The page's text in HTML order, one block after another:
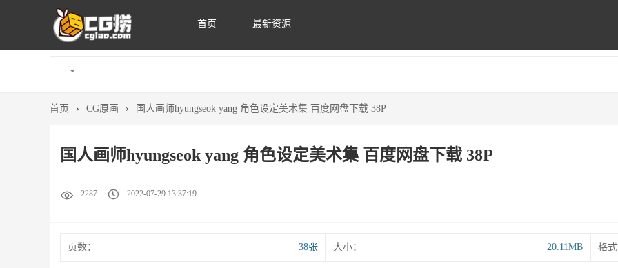
首页 最新资源
首页 › CG原画 › 国人画师hyungseok yang 角色设定美术集 百度网盘下载 38P
国人画师hyungseok yang 角色设定美术集 百度网盘下载 38P
2287 2022-07-29 13:37:19
页数： 38张 大小： 20.11MB 格